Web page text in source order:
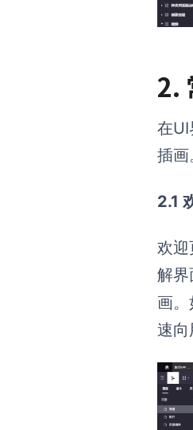
2.
在UI
插画
2.1
欢迎
解界
画
速向